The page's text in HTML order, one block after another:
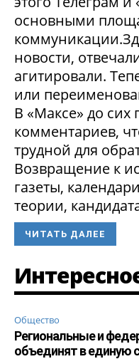
основными
новости,
агитировали.
или
В «Максе» до сих
комментариев,
трудной для
Возвращение к
газеты,
теории,
ЧИТАТЬ ДАЛЕЕ
Общество
Региональные и
объединят в единую